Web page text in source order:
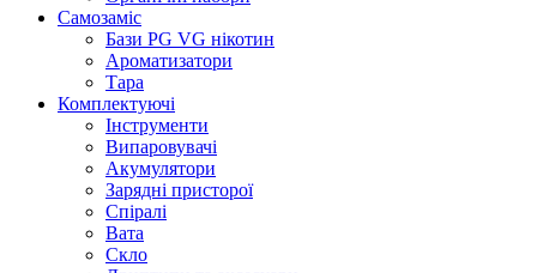
Самозаміс
Бази PG VG нікотин
Ароматизатори
Тара
Комплектуючі
Інструменти
Випаровувачі
Акумулятори
Зарядні присторої
Спіралі
Вата
Скло